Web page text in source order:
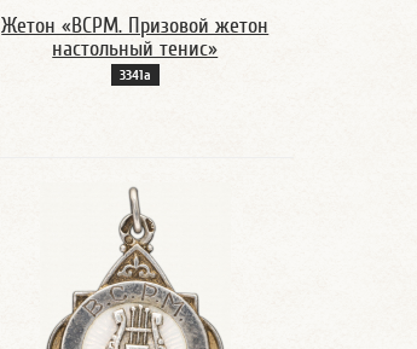
Жетон «ВСРМ. Призовой жетон
настольный тенис»
3341а